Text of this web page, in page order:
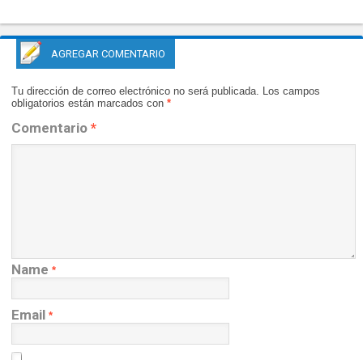
AGREGAR COMENTARIO
Tu dirección de correo electrónico no será publicada. Los campos
obligatorios están marcados con *
Comentario *
Name *
Email *